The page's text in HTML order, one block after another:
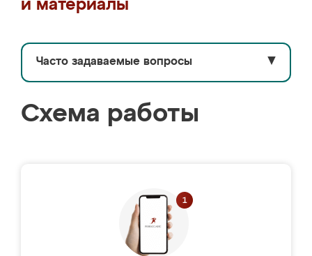
и материалы
Часто задаваемые вопросы ▼
Схема работы